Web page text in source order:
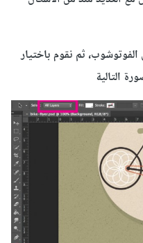
ثم نقوم باختيار
التالية